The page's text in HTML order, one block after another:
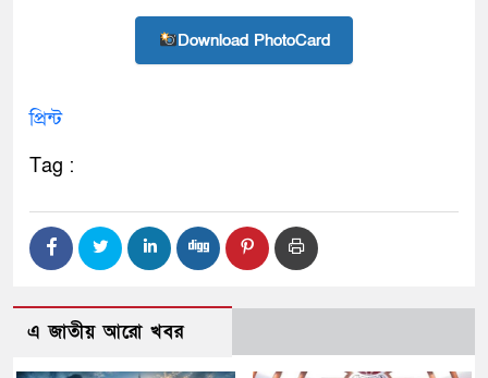
Download PhotoCard
প্রিন্ট
Tag :
এ জাতীয় আরো খবর